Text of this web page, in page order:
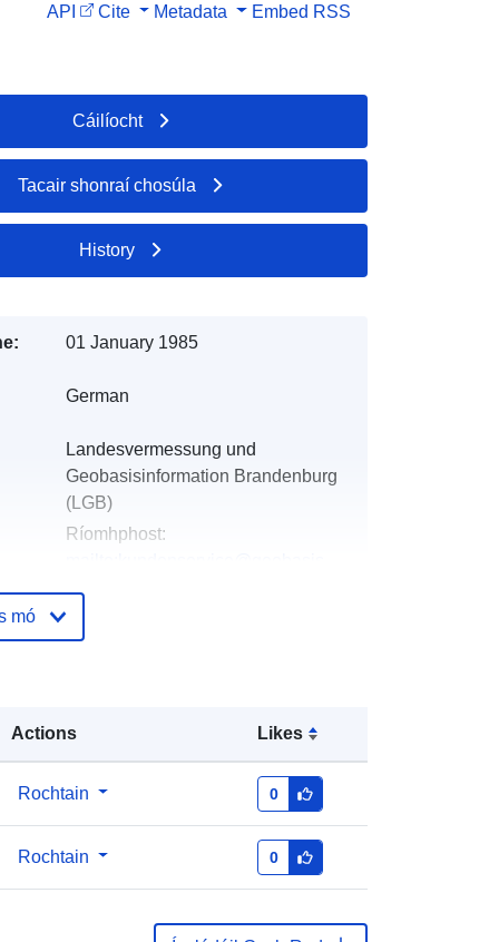
API Cite Metadata Embed RSS
Actions Likes
Rochtain 0
Rochtain 0
Cáilíocht
Tacair shonraí chosúla
History
01 January 1985
German
Landesvermessung und
Geobasisinformation Brandenburg
(LGB)
Ríomhphost:
Curtha le data.europa.eu:
01 August 2026
Comhordanáidí:
12.74, 52.83 ], [ 12.74, 52.99 ] ]
Eine Auskunft über die Herkunft der
mó